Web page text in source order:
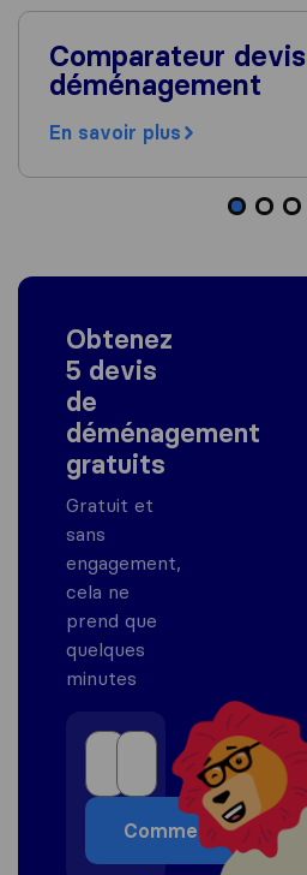
Comparateur devis
déménagement
En savoir plus
Obtenez
5 devis
de
déménagement
gratuits
Gratuit et
sans
engagement,
cela ne
prend que
quelques
minutes
Commencer